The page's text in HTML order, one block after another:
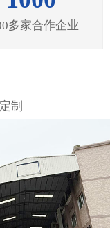
多家合作企业